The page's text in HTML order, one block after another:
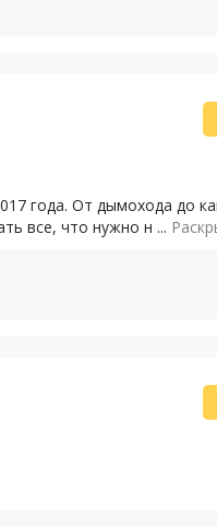
года. От дымохода до
все, что нужно н ...